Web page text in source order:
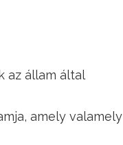
az állam által
amely valamely